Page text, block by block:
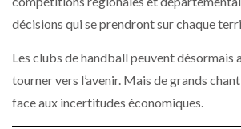
décisions qui se prendront sur chaque
Les clubs de handball peuvent désormais
tourner vers l’avenir. Mais de grands
face aux incertitudes économiques.